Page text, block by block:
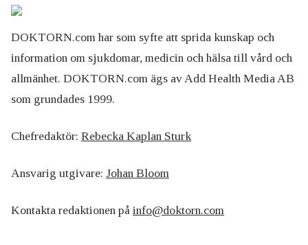
DOKTORN.com har som syfte att sprida kunskap och
information om sjukdomar, medicin och hälsa till vård och
allmänhet. DOKTORN.com ägs av Add Health Media AB
som grundades 1999.
Chefredaktör: Rebecka Kaplan Sturk
Ansvarig utgivare: Johan Bloom
Kontakta redaktionen på info@doktorn.com